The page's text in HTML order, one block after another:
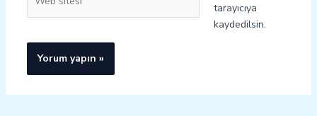
sitesi
tarayıcıya
kaydedilsin.